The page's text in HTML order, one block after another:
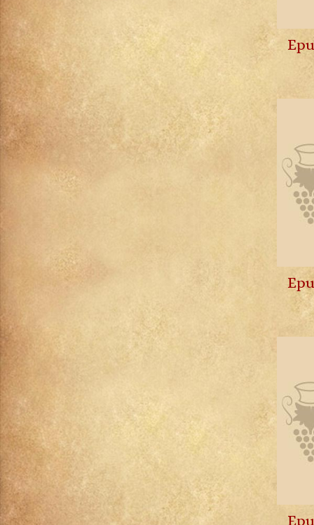
Saint-Aubin
Saint-Emilion
Saint-Estèphe
Saint-Joseph
Saint-Julien
Saint-Véran
Triennes IGP
Viré-Clessé
Vosne-Romanée
Whisky